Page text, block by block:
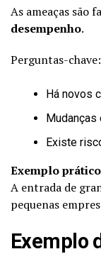
As ameaças são
desempenho.
Perguntas-chave:
Há novos
Mudanças
Existe
Exemplo
A entrada de
pequenas
Exemplo